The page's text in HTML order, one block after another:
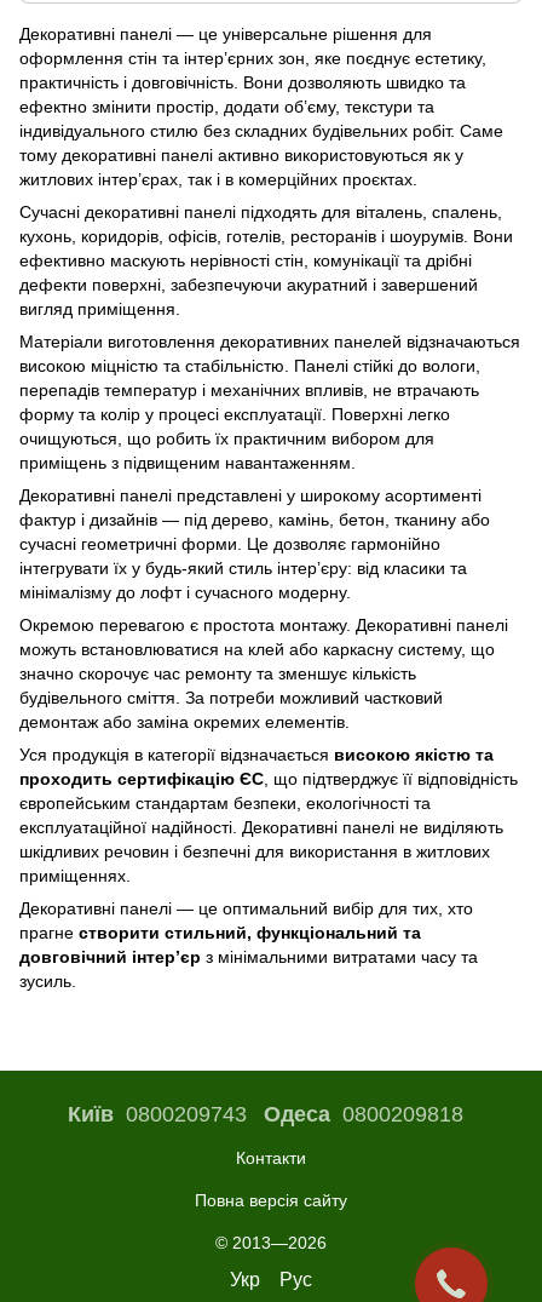
Декоративні панелі — це універсальне рішення для
оформлення стін та інтер’єрних зон, яке поєднує естетику,
практичність і довговічність. Вони дозволяють швидко та
ефектно змінити простір, додати об’єму, текстури та
індивідуального стилю без складних будівельних робіт. Саме
тому декоративні панелі активно використовуються як у
житлових інтер’єрах, так і в комерційних проєктах.
Сучасні декоративні панелі підходять для віталень, спалень,
кухонь, коридорів, офісів, готелів, ресторанів і шоурумів. Вони
ефективно маскують нерівності стін, комунікації та дрібні
дефекти поверхні, забезпечуючи акуратний і завершений
вигляд приміщення.
Матеріали виготовлення декоративних панелей відзначаються
високою міцністю та стабільністю. Панелі стійкі до вологи,
перепадів температур і механічних впливів, не втрачають
форму та колір у процесі експлуатації. Поверхні легко
очищуються, що робить їх практичним вибором для
приміщень з підвищеним навантаженням.
Декоративні панелі представлені у широкому асортименті
фактур і дизайнів — під дерево, камінь, бетон, тканину або
сучасні геометричні форми. Це дозволяє гармонійно
інтегрувати їх у будь-який стиль інтер’єру: від класики та
мінімалізму до лофт і сучасного модерну.
Окремою перевагою є простота монтажу. Декоративні панелі
можуть встановлюватися на клей або каркасну систему, що
значно скорочує час ремонту та зменшує кількість
будівельного сміття. За потреби можливий частковий
демонтаж або заміна окремих елементів.
Уся продукція в категорії відзначається високою якістю та
проходить сертифікацію ЄС , що підтверджує її відповідність
європейським стандартам безпеки, екологічності та
експлуатаційної надійності. Декоративні панелі не виділяють
шкідливих речовин і безпечні для використання в житлових
приміщеннях.
Декоративні панелі — це оптимальний вибір для тих, хто
прагне створити стильний, функціональний та
довговічний інтер’єр з мінімальними витратами часу та
зусиль.
Київ0800209743 Одеса0800209818
Контакти
Повна версія сайту
© 2013—2026
Укр Рус